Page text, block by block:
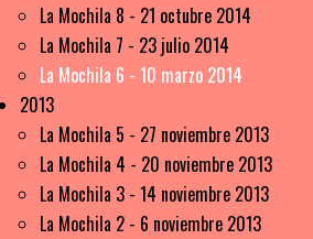
La Mochila 8 - 21 octubre 2014
La Mochila 7 - 23 julio 2014
La Mochila 6 - 10 marzo 2014
2013
La Mochila 5 - 27 noviembre 2013
La Mochila 4 - 20 noviembre 2013
La Mochila 3 - 14 noviembre 2013
La Mochila 2 - 6 noviembre 2013